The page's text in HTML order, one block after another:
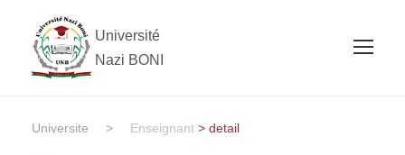
Université
Nazi BONI
Universite > Enseignant > detail